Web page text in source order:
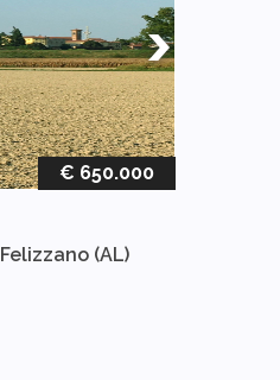
€ 650.000
Felizzano (AL)